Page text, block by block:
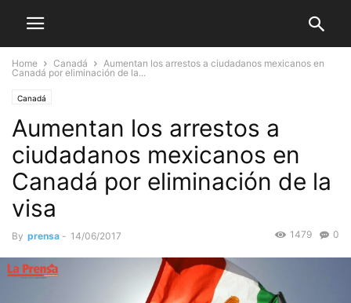
Home Canadá
Aumentan los arrestos a ciudadanos mexicanos en
Canadá por eliminación de la...
Canadá
Aumentan los arrestos a
ciudadanos mexicanos en
Canadá por eliminación de la
visa
By prensa - 14/06/2017 0
1479